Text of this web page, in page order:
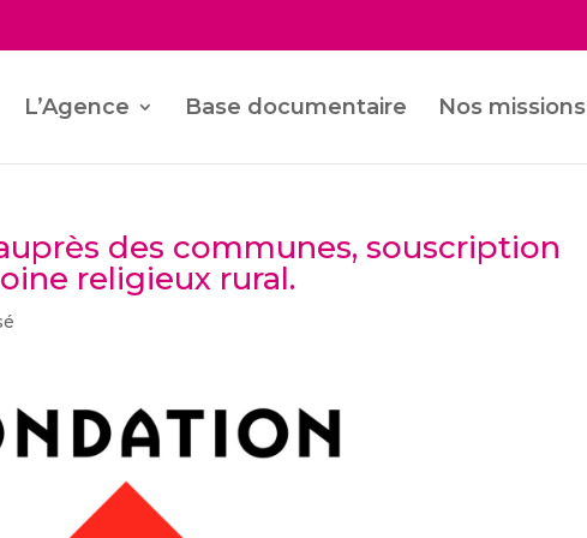
L’Agence Base documentaire Nos missions
des communes, souscription
religieux rural.